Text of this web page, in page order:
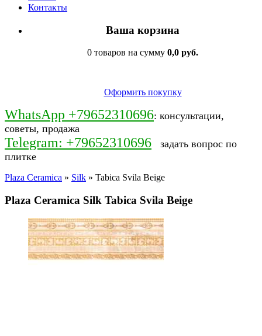
Контакты
Ваша корзина
0 товаров на сумму 0,0 руб.
Оформить покупку
WhatsApp +79652310696: консультации,
советы, продажа
Telegram: +79652310696
задать вопрос по
плитке
Plaza Ceramica » Silk » Tabica Svila Beige
Plaza Ceramica Silk Tabica Svila Beige